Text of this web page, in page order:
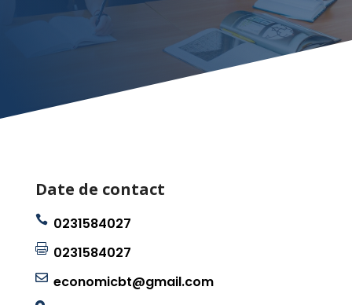
Date de contact
 0231584027
 0231584027
 economicbt@gmail.com